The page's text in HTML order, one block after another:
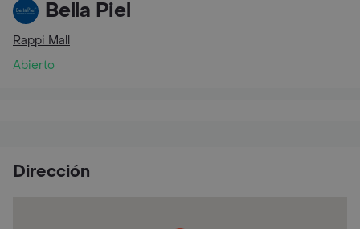
Bella Piel
Rappi Mall
Abierto
Dirección